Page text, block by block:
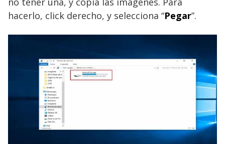
hacerlo, click derecho, y selecciona “Pegar”.